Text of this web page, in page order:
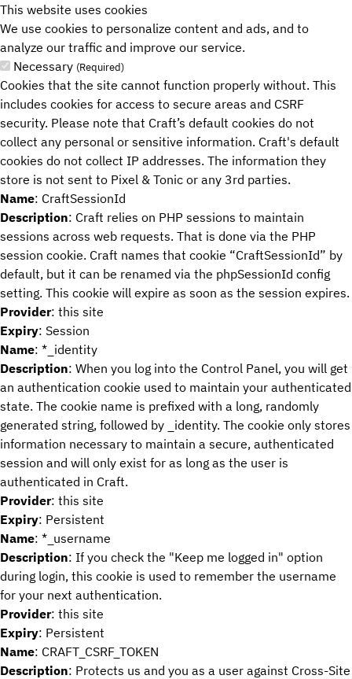
This website uses cookies
We use cookies to personalize content and ads, and to
analyze our traffic and improve our service.
Necessary (Required)
Cookies that the site cannot function properly without. This
includes cookies for access to secure areas and CSRF
security. Please note that Craft’s default cookies do not
collect any personal or sensitive information. Craft's default
cookies do not collect IP addresses. The information they
store is not sent to Pixel & Tonic or any 3rd parties.
Name: CraftSessionId
Description: Craft relies on PHP sessions to maintain
sessions across web requests. That is done via the PHP
session cookie. Craft names that cookie “CraftSessionId” by
default, but it can be renamed via the phpSessionId config
setting. This cookie will expire as soon as the session expires.
Provider: this site
Expiry: Session
Name: *_identity
Description: When you log into the Control Panel, you will get
an authentication cookie used to maintain your authenticated
state. The cookie name is prefixed with a long, randomly
generated string, followed by _identity. The cookie only stores
information necessary to maintain a secure, authenticated
session and will only exist for as long as the user is
authenticated in Craft.
Provider: this site
Expiry: Persistent
Name: *_username
Description: If you check the "Keep me logged in" option
during login, this cookie is used to remember the username
for your next authentication.
Provider: this site
Expiry: Persistent
Name: CRAFT_CSRF_TOKEN
Description: Protects us and you as a user against Cross-Site
Übersicht
Team
Karriere